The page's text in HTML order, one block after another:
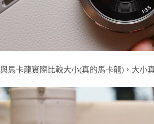
與馬卡龍實際比較大小(真的馬卡龍)，大小